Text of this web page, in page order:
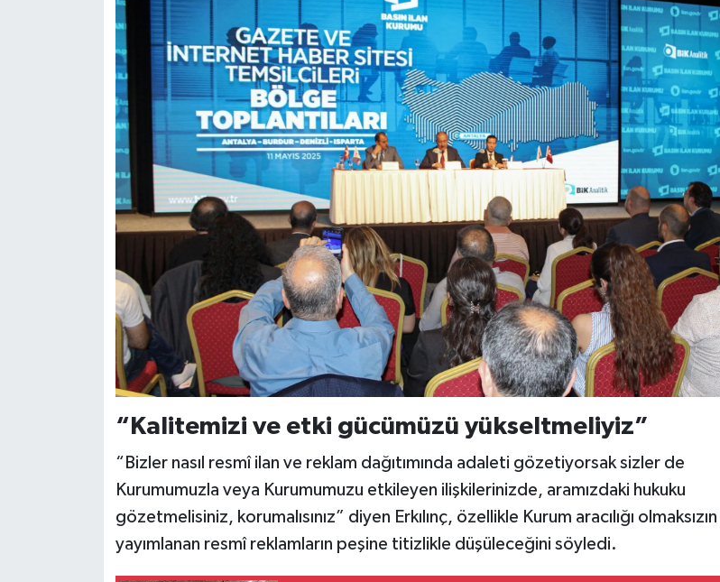
“Kalitemizi ve etki gücümüzü yükseltmeliyiz”
“Bizler nasıl resmî ilan ve reklam dağıtımında adaleti gözetiyorsak sizler de
Kurumumuzla veya Kurumumuzu etkileyen ilişkilerinizde, aramızdaki hukuku
gözetmelisiniz, korumalısınız” diyen Erkılınç, özellikle Kurum aracılığı olmaksızın
yayımlanan resmî reklamların peşine titizlikle düşüleceğini söyledi.